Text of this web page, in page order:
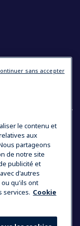
Policy
le contenu et
aux
partageons
de notre site
publicité et
d'autres
qu'ils ont
services. Cookie
sans accepter